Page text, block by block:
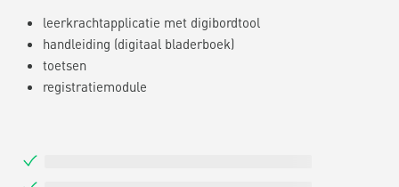
leerkrachtapplicatie met digibordtool
handleiding (digitaal bladerboek)
toetsen
registratiemodule